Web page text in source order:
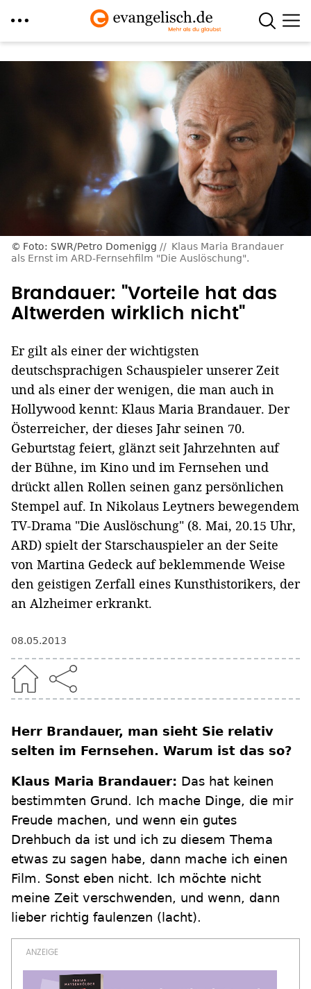
Foto: SWR/Petro Domenigg
Klaus Maria Brandauer
als Ernst im ARD-Fernsehfilm "Die Auslöschung".
Brandauer: "Vorteile hat das
Altwerden wirklich nicht"
Er gilt als einer der wichtigsten
deutschsprachigen Schauspieler unserer Zeit
und als einer der wenigen, die man auch in
Hollywood kennt: Klaus Maria Brandauer. Der
Österreicher, der dieses Jahr seinen 70.
Geburtstag feiert, glänzt seit Jahrzehnten auf
der Bühne, im Kino und im Fernsehen und
drückt allen Rollen seinen ganz persönlichen
Stempel auf. In Nikolaus Leytners bewegendem
TV-Drama "Die Auslöschung" (8. Mai, 20.15 Uhr,
ARD) spielt der Starschauspieler an der Seite
von Martina Gedeck auf beklemmende Weise
den geistigen Zerfall eines Kunsthistorikers, der
an Alzheimer erkrankt.
08.05.2013
Herr Brandauer, man sieht Sie relativ
selten im Fernsehen. Warum ist das so?
Klaus Maria Brandauer: Das hat keinen
bestimmten Grund. Ich mache Dinge, die mir
Freude machen, und wenn ein gutes
Drehbuch da ist und ich zu diesem Thema
etwas zu sagen habe, dann mache ich einen
Film. Sonst eben nicht. Ich möchte nicht
meine Zeit verschwenden, und wenn, dann
lieber richtig faulenzen (lacht).